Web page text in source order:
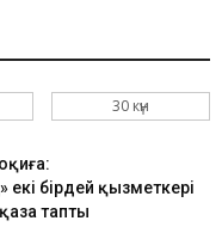
30 күн
бірдей қызметкері
тапты